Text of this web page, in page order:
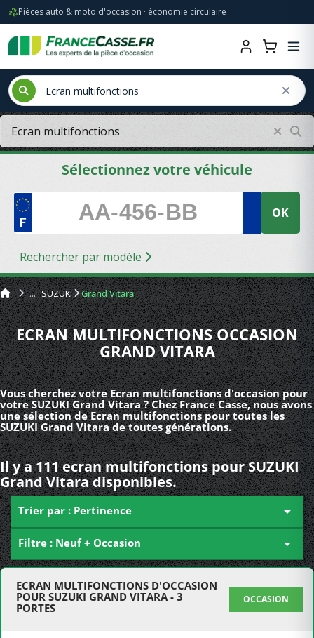
Pièces auto & moto d'occasion · économie circulaire
Sélectionnez votre véhicule
OK
Rechercher par modèle
SUZUKI Grand Vitara
ECRAN MULTIFONCTIONS OCCASION
GRAND VITARA
Vous cherchez votre Ecran multifonctions d'occasion pour
votre SUZUKI Grand Vitara ? Chez France Casse, nous avons
une sélection de Ecran multifonctions pour toutes les
SUZUKI Grand Vitara de toutes générations.
Il y a 111 ecran multifonctions pour SUZUKI
Grand Vitara disponibles.
Trier par : Pertinence 
Filtre : Neuf + Occasion 
ECRAN MULTIFONCTIONS D'OCCASION
POUR SUZUKI GRAND VITARA - 3
PORTES
OCCASION